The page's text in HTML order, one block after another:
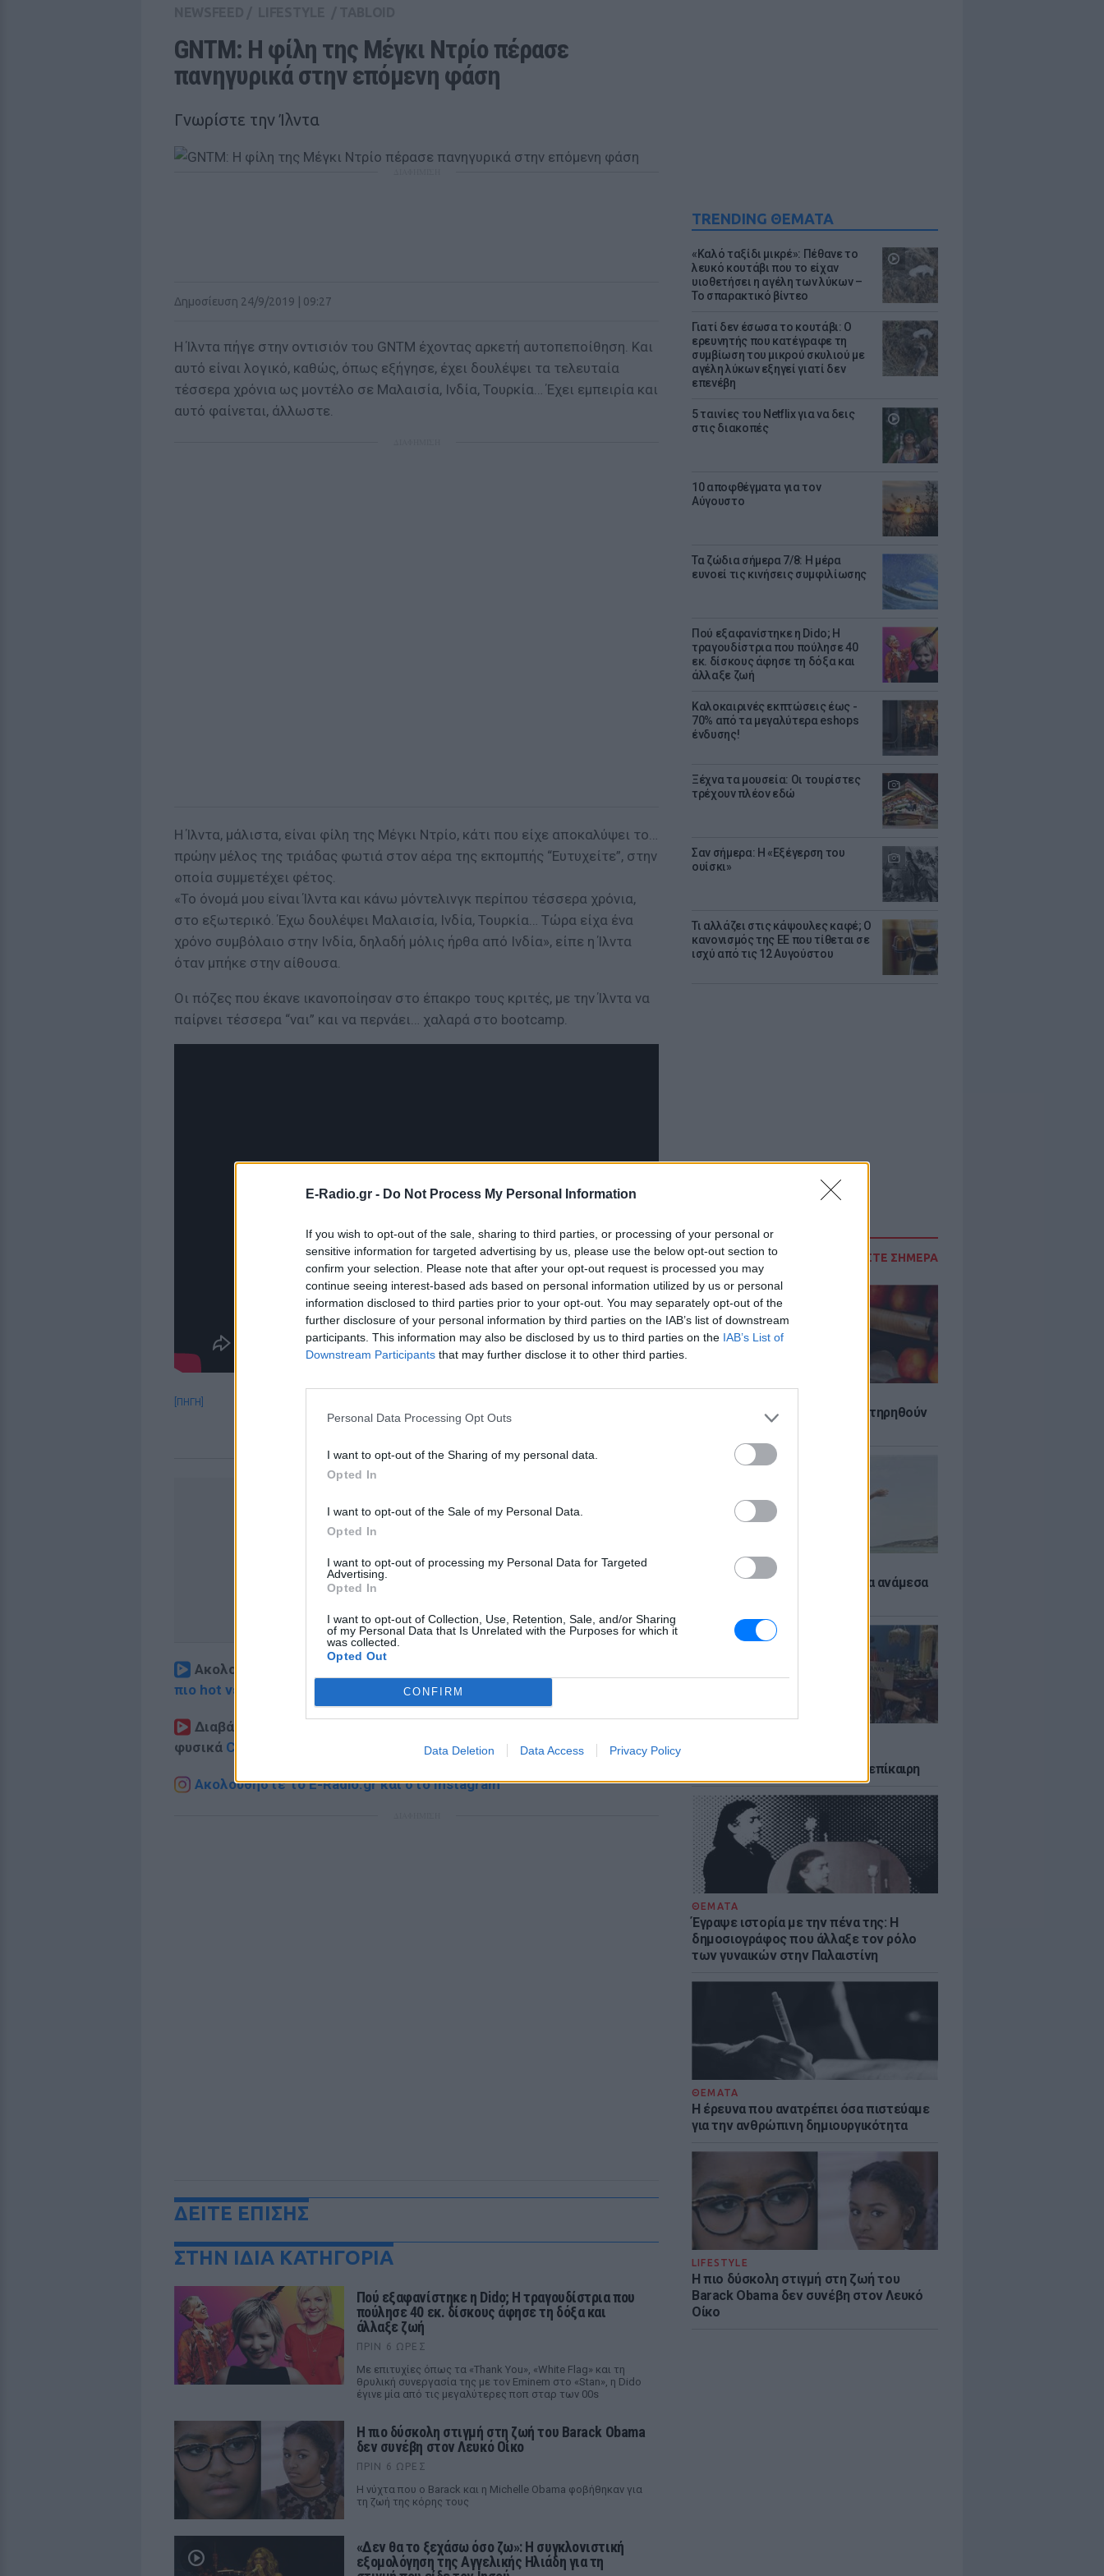
E-Radio.gr - Do Not Process My Personal Information
If you wish to opt-out of the sale, sharing to third parties, or processing of your personal or
sensitive information for targeted advertising by us, please use the below opt-out section to
confirm your selection. Please note that after your opt-out request is processed you may
continue seeing interest-based ads based on personal information utilized by us or personal
information disclosed to third parties prior to your opt-out. You may separately opt-out of the
further disclosure of your personal information by third parties on the IAB’s list of downstream
participants. This information may also be disclosed by us to third parties on the IAB’s List of
Downstream Participants that may further disclose it to other third parties.
Personal Data Processing Opt Outs
I want to opt-out of the Sharing of my personal data.
Opted In
I want to opt-out of the Sale of my Personal Data.
Opted In
I want to opt-out of processing my Personal Data for Targeted
Advertising.
Opted In
I want to opt-out of Collection, Use, Retention, Sale, and/or Sharing
of my Personal Data that Is Unrelated with the Purposes for which it
was collected.
Opted Out
CONFIRM
Data Deletion Data Access Privacy Policy
TRENDING ΘΕΜΑΤΑ
«Καλό ταξίδι μικρέ»: Πέθανε το
λευκό κουτάβι που το είχαν
υιοθετήσει η αγέλη των λύκων –
Το σπαρακτικό βίντεο
Γιατί δεν έσωσα το κουτάβι: Ο
ερευνητής που κατέγραφε τη
συμβίωση του μικρού σκυλιού με
αγέλη λύκων εξηγεί γιατί δεν
επενέβη
5 ταινίες του Netflix για να δεις
στις διακοπές
10 αποφθέγματα για τον
Αύγουστο
Τα ζώδια σήμερα 7/8: Η μέρα
ευνοεί τις κινήσεις συμφιλίωσης
Πού εξαφανίστηκε η Dido; Η
τραγουδίστρια που πούλησε 40
εκ. δίσκους άφησε τη δόξα και
άλλαξε ζωή
Καλοκαιρινές εκπτώσεις έως -
70% από τα μεγαλύτερα eshops
ένδυσης!
Ξέχνα τα μουσεία: Οι τουρίστες
τρέχουν πλέον εδώ
Σαν σήμερα: Η «Εξέγερση του
ουίσκι»
Τι αλλάζει στις κάψουλες καφέ; Ο
κανονισμός της ΕΕ που τίθεται σε
ισχύ από τις 12 Αυγούστου
ΔΙΑΒΑΣΤΕ ΣΗΜΕΡΑ
6 φρούτα που μπορουν να διατηρηθούν
Πώς να αποφύγεις το σύγκαμα ανάμεσα
νεοπλουτισμό και παραμένει επίκαιρη
ΘΕΜΑΤΑ
Έγραψε ιστορία με την πένα της: Η
δημοσιογράφος που άλλαξε τον ρόλο
των γυναικών στην Παλαιστίνη
ΘΕΜΑΤΑ
Η έρευνα που ανατρέπει όσα πιστεύαμε
για την ανθρώπινη δημιουργικότητα
LIFESTYLE
Η πιο δύσκολη στιγμή στη ζωή του
Barack Obama δεν συνέβη στον Λευκό
Οίκο
GNTM: Η φίλη της Μέγκι Ντρίο πέρασε
πανηγυρικά στην επόμενη φάση
Γνωρίστε την Ίλντα
Δημοσίευση 24/9/2019 | 09:27
Η Ίλντα πήγε στην οντισιόν του GNTM έχοντας αρκετή αυτοπεποίθηση. Και
αυτό είναι λογικό, καθώς, όπως εξήγησε, έχει δουλέψει τα τελευταία
τέσσερα χρόνια ως μοντέλο σε Μαλαισία, Ινδία, Τουρκία… Έχει εμπειρία και
αυτό φαίνεται, άλλωστε.
Η Ίλντα, μάλιστα, είναι φίλη της Μέγκι Ντρίο, κάτι που είχε αποκαλύψει το…
πρώην μέλος της τριάδας φωτιά στον αέρα της εκπομπής “Ευτυχείτε”, στην
οποία συμμετέχει φέτος.
«Το όνομά μου είναι Ίλντα και κάνω μόντελινγκ περίπου τέσσερα χρόνια,
στο εξωτερικό. Έχω δουλέψει Μαλαισία, Ινδία, Τουρκία… Τώρα είχα ένα
χρόνο συμβόλαιο στην Ινδία, δηλαδή μόλις ήρθα από Ινδία», είπε η Ίλντα
όταν μπήκε στην αίθουσα.
Οι πόζες που έκανε ικανοποίησαν στο έπακρο τους κριτές, με την Ίλντα να
παίρνει τέσσερα “ναι” και να περνάει… χαλαρά στο bootcamp.
[ΠΗΓΗ]
ΔΙΑΦΗΜΙΣΗ
Ακολουθήστε το E-Radio.gr στο
πιο hot νέα
Διαβάστε περισσότερα θέματα για
φυσικά Celebrities
Ακολουθήστε το E-Radio.gr και στο Instagram
ΔΕΙΤΕ ΕΠΙΣΗΣ
ΣΤΗΝ ΙΔΙΑ ΚΑΤΗΓΟΡΙΑ
Πού εξαφανίστηκε η Dido; Η τραγουδίστρια που
πούλησε 40 εκ. δίσκους άφησε τη δόξα και
άλλαξε ζωή
ΠΡΙΝ 6 ΏΡΕΣ
Με επιτυχίες όπως τα «Thank You», «White Flag» και τη
θρυλική συνεργασία της με τον Eminem στο «Stan», η Dido
έγινε μία από τις μεγαλύτερες ποπ σταρ των 00s
Η πιο δύσκολη στιγμή στη ζωή του Barack Obama
δεν συνέβη στον Λευκό Οίκο
ΠΡΙΝ 6 ΏΡΕΣ
Η νύχτα που ο Barack και η Michelle Obama φοβήθηκαν για
τη ζωή της κόρης τους
«Δεν θα το ξεχάσω όσο ζω»: Η συγκλονιστική
εξομολόγηση της Αγγελικής Ηλιάδη για τη